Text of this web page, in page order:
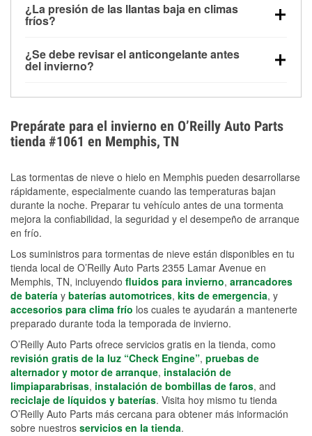
arranque.
la congelación y ayuda a disolver la sal y la nieve
derretida en la carretera para mejorar la visibilidad.
¿La presión de las llantas baja en climas
fríos?
alrededor de 1 PSI por cada 10 °F que baja la
temperatura. Puedes obtener más información sobre
¿Se debe revisar el anticongelante antes
del invierno?
el sobrecalentamiento en condiciones de frío
extremo. Aprende cómo comprobar la protección
anticongelante en nuestra sección How-To.
Prepárate para el invierno en O’Reilly Auto Parts
tienda #1061 en Memphis, TN
Las tormentas de nieve o hielo en Memphis pueden desarrollarse
rápidamente, especialmente cuando las temperaturas bajan
durante la noche. Preparar tu vehículo antes de una tormenta
mejora la confiabilidad, la seguridad y el desempeño de arranque
en frío.
Los suministros para tormentas de nieve están disponibles en tu
tienda local de O’Reilly Auto Parts 2355 Lamar Avenue en
Memphis, TN, incluyendo fluidos para invierno, arrancadores
de batería y baterías automotrices, kits de emergencia, y
accesorios para clima frío los cuales te ayudarán a mantenerte
preparado durante toda la temporada de invierno.
O’Reilly Auto Parts ofrece servicios gratis en la tienda, como
revisión gratis de la luz “Check Engine”, pruebas de
alternador y motor de arranque, instalación de
limpiaparabrisas, instalación de bombillas de faros, and
reciclaje de líquidos y baterías. Visita hoy mismo tu tienda
O’Reilly Auto Parts más cercana para obtener más información
sobre nuestros servicios en la tienda.